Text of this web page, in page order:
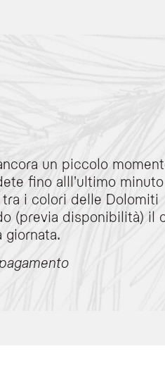
la disponibilità della camera oltre
offerti dalla struttura.
un piccolo
fino alll'ultimo
tra i colori delle Dolomiti
(previa disponibilità) il
giornata.